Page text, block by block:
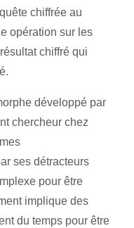
chiffrée au
opération sur les
chiffré qui
développé par
chercheur chez
ses détracteurs
pour être
implique des
du temps pour être